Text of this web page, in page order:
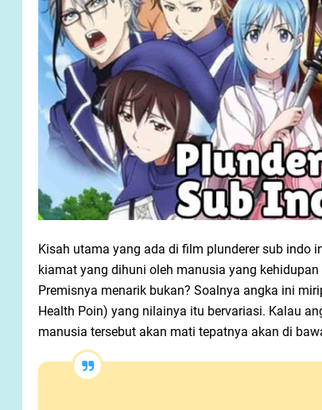
Kisah utama yang ada di film plunderer sub indo
kiamat yang dihuni oleh manusia yang
Premisnya menarik bukan? Soalnya angka ini
Health Poin) yang nilainya itu bervariasi. Kalau
manusia tersebut akan mati tepatnya akan di